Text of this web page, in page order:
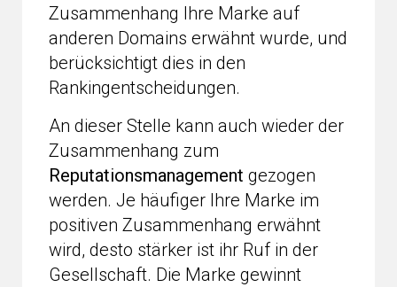
Zusammenhang Ihre Marke auf
anderen Domains erwähnt wurde, und
berücksichtigt dies in den
Rankingentscheidungen.
An dieser Stelle kann auch wieder der
Zusammenhang zum
Reputationsmanagement gezogen
werden. Je häufiger Ihre Marke im
positiven Zusammenhang erwähnt
wird, desto stärker ist ihr Ruf in der
Gesellschaft. Die Marke gewinnt